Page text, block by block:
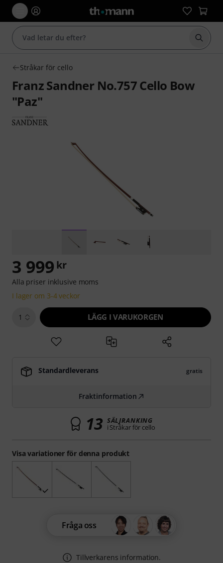
Börja
Stråkar för cello
Franz Sandner No.757 Cello Bow
"Paz"
Visa variationer för denna produkt
3 999 kr
Alla priser inklusive moms
I lager om 3-4 veckor
1 LÄGG I VARUKORGEN
Standardleverans gratis
Fraktinformation
13 SÄLJRANKING
i Stråkar för cello
Fråga oss
Tillverkarens information.